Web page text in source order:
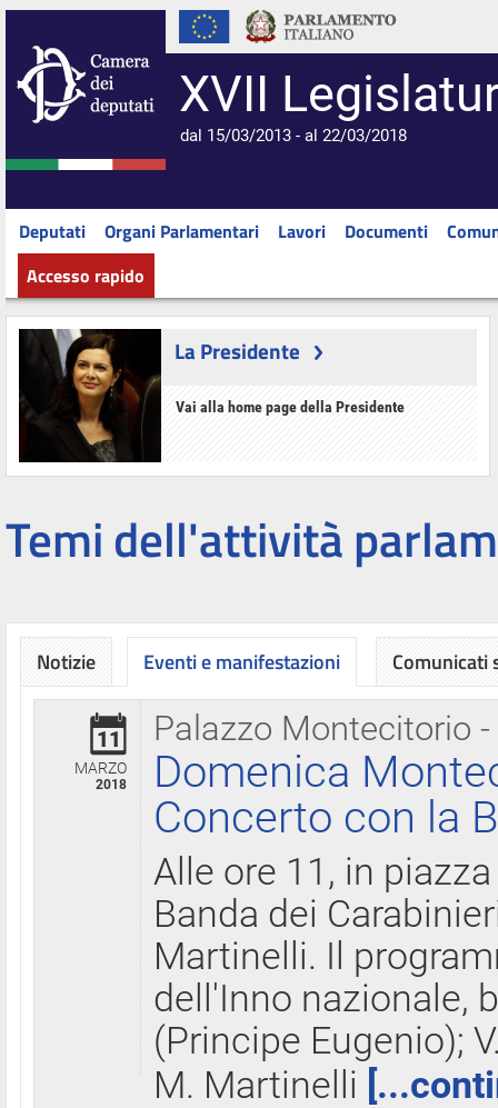
XVII
dal 15/03/2013 - al 22/03/2018
Deputati Organi Parlamentari Lavori Documenti
Accesso rapido
La Presidente
Vai alla home page della Presidente
Temi dell'attività
Notizie Eventi e manifestazioni
Palazzo Montecitorio
11
MARZO
2018
Domenica
Concerto con la
Alle ore 11, in
Banda dei
Martinelli. Il
dell'Inno nazionale,
(Principe Eugenio);
M. Martinelli
Comunicati